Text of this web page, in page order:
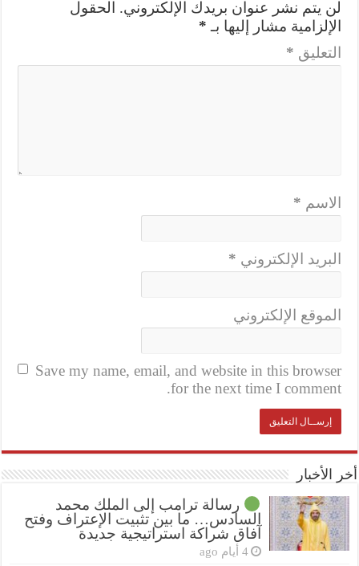
لن يتم نشر عنوان بريدك الإلكتروني.
الحقول
الإلزامية مشار إليها بـ *
التعليق *
الاسم *
البريد الإلكتروني *
الموقع الإلكتروني
Save my name, email, and website in this browser
for the next time I comment.
أخر الأخبار
رسالة ترامب إلى الملك محمد
السادس… ما بين تثبيت الإعتراف وفتح
آفاق شراكة استراتيجية جديدة
4 أيام ago